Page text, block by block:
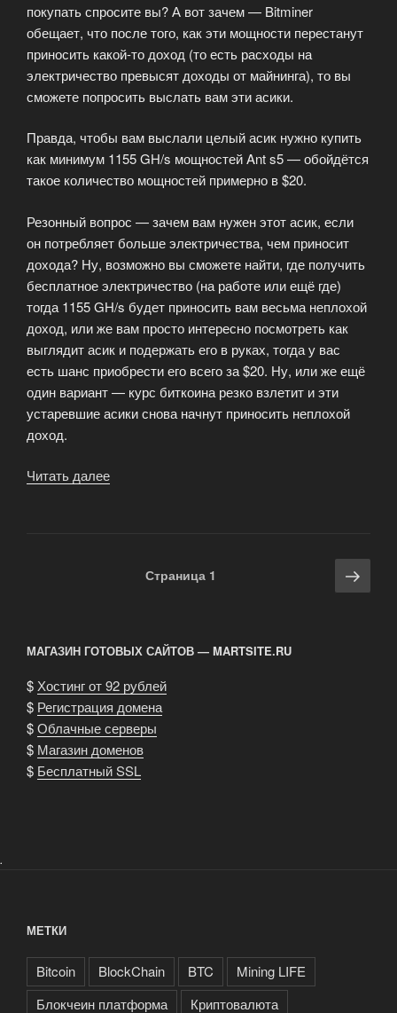
покупать спросите вы? А вот зачем — Bitminer
обещает, что после того, как эти мощности перестанут
приносить какой-то доход (то есть расходы на
электричество превысят доходы от майнинга), то вы
сможете попросить выслать вам эти асики.
Правда, чтобы вам выслали целый асик нужно купить
как минимум 1155 GH/s мощностей Ant s5 — обойдётся
такое количество мощностей примерно в $20.
Резонный вопрос — зачем вам нужен этот асик, если
он потребляет больше электричества, чем приносит
дохода? Ну, возможно вы сможете найти, где получить
бесплатное электричество (на работе или ещё где)
тогда 1155 GH/s будет приносить вам весьма неплохой
доход, или же вам просто интересно посмотреть как
выглядит асик и подержать его в руках, тогда у вас
есть шанс приобрести его всего за $20. Ну, или же ещё
один вариант — курс биткоина резко взлетит и эти
устаревшие асики снова начнут приносить неплохой
доход.
Читать далее
Страница 1
МАГАЗИН ГОТОВЫХ САЙТОВ — MARTSITE.RU
$ Хостинг от 92 рублей
$ Регистрация домена
$Облачные серверы
$ Магазин доменов
$ Бесплатный SSL
.
МЕТКИ
Bitcoin BlockChain BTC
Mining LIFE
Блокчеин платформа
Криптовалюта